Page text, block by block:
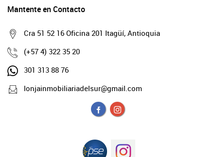
Mantente en Contacto
Cra 51 52 16 Oficina 201 Itagüí, Antioquia
(+57 4) 322 35 20
301 313 88 76
lonjainmobiliariadelsur@gmail.com